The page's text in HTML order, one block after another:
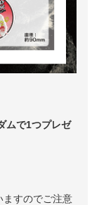
ムで1つプレゼ
すのでご注意